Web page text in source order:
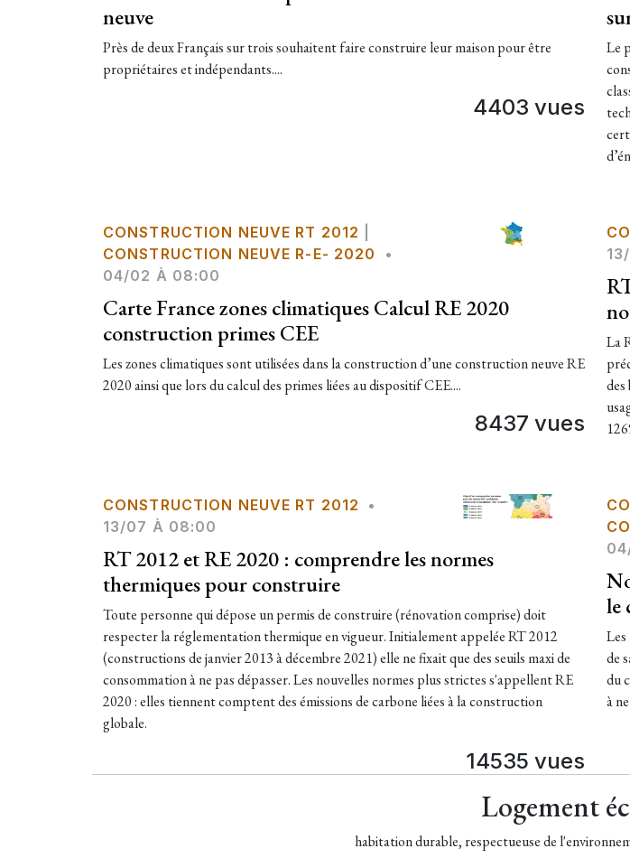
neuve
Près de deux Français sur trois souhaitent faire construire leur maison pour être
propriétaires et indépendants....
4403 vues
Le
CONSTRUCTION NEUVE RT 2012
CONSTRUCTION NEUVE R-E- 2020
•
04/02 À 08:00
Carte France zones climatiques Calcul RE 2020
construction primes CEE
Les zones climatiques sont utilisées dans la construction d’une construction neuve RE
2020 ainsi que lors du calcul des primes liées au dispositif CEE....
8437 vues
La
CONSTRUCTION NEUVE RT 2012
•
13/07 À 08:00
RT 2012 et RE 2020 : comprendre les normes
thermiques pour construire
Toute personne qui dépose un permis de construire (rénovation comprise) doit
respecter la réglementation thermique en vigueur. Initialement appelée RT 2012
(constructions de janvier 2013 à décembre 2021) elle ne fixait que des seuils maxi de
consommation à ne pas dépasser. Les nouvelles normes plus strictes s'appellent RE
2020 : elles tiennent comptent des émissions de carbone liées à la construction
globale.
14535 vues
le
Les
de
du
à
Logement
habitation durable, respectueuse de